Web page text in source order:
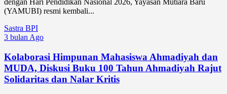
dengan Hari Pendidikan Nasional 2026, Yayasan Mutiara Baru
(YAMUBI) resmi kembali...
Sastra BPI
3 bulan Ago
Kolaborasi Himpunan Mahasiswa Ahmadiyah dan
MUDA, Diskusi Buku 100 Tahun Ahmadiyah Rajut
Solidaritas dan Nalar Kritis